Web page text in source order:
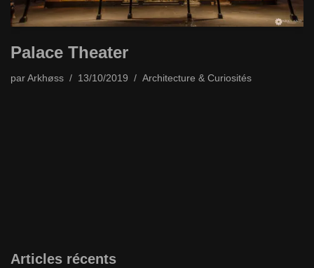
Palace Theater
par Arkhøss 13/10/2019 Architecture & Curiosités
Articles récents